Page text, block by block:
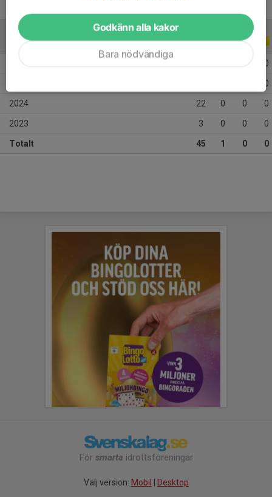
ALLA SERIER ALLA ÅR
0
0
2024 22 0 0 0
2023 3 0 0 0
Totalt 45 1 0 0
För smarta idrottsföreningar
Välj version: Mobil Desktop
Godkänn alla kakor
Bara nödvändiga